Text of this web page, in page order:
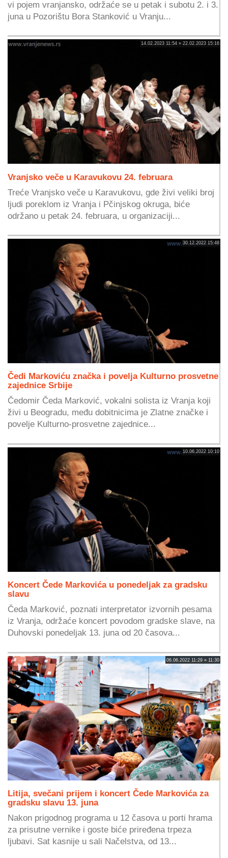
vi pojem vranjansko, održaće se u petak i subotu 2. i 3.
juna u Pozorištu Bora Stanković u Vranju...
14.02.2023 11:54 » 22.02.2023 15:16
Vranjsko veče u Karavukovu 24. februara
Treće Vranjsko veče u Karavukovu, gde živi veliki broj
ljudi poreklom iz Vranja i Pčinjskog okruga, biće
održano u petak 24. februara, u organizaciji...
30.12.2022 15:48
Čedi Markoviću značka i povelja Kulturno prosvetne
zajednice Srbije
Čedomir Čeda Marković, vokalni solista iz Vranja koji
živi u Beogradu, među dobitnicima je Zlatne značke i
povelje Kulturno-prosvetne zajednice...
10.06.2022 10:10
Koncert Čede Markovića u ponedeljak za gradsku
slavu
Čeda Marković, poznati interpretator izvornih pesama
iz Vranja, održaće koncert povodom gradske slave, na
Duhovski ponedeljak 13. juna od 20 časova...
06.06.2022 11:29 » 11:30
Litija, svečani prijem i koncert Čede Markovića za
gradsku slavu 13. juna
Nakon prigodnog programa u 12 časova u porti hrama
za prisutne vernike i goste biće priređena trpeza
ljubavi. Sat kasnije u sali Načelstva, od 13...